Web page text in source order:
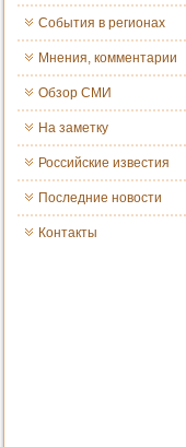
События в регионах
Мнения, комментарии
Обзор СМИ
На заметку
Российские известия
Последние новости
Контакты